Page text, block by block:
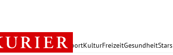
PolitikWirtschaft SportKulturFreizeitGesundheitStars